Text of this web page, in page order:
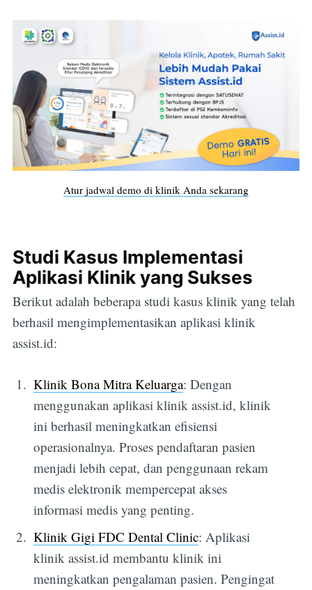
Atur jadwal demo di klinik Anda sekarang
Studi Kasus Implementasi
Aplikasi Klinik yang Sukses
Berikut adalah beberapa studi kasus klinik yang telah
berhasil mengimplementasikan aplikasi klinik
assist.id:
Klinik Bona Mitra Keluarga: Dengan
menggunakan aplikasi klinik assist.id, klinik
ini berhasil meningkatkan efisiensi
operasionalnya. Proses pendaftaran pasien
menjadi lebih cepat, dan penggunaan rekam
medis elektronik mempercepat akses
informasi medis yang penting.
Klinik Gigi FDC Dental Clinic: Aplikasi
klinik assist.id membantu klinik ini
meningkatkan pengalaman pasien. Pengingat